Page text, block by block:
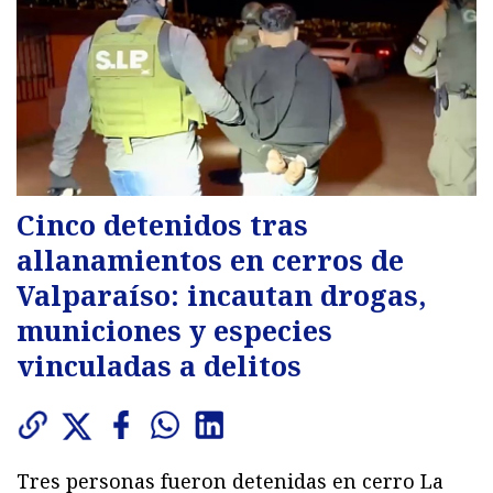
Cinco detenidos tras
allanamientos en cerros de
Valparaíso: incautan drogas,
municiones y especies
vinculadas a delitos
Tres personas fueron detenidas en cerro La